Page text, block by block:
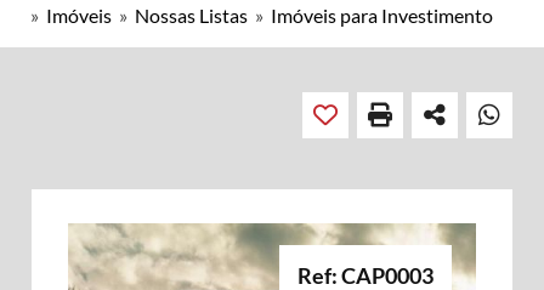
» Imóveis » Nossas Listas » Imóveis para Investimento
Ref: CAP0003